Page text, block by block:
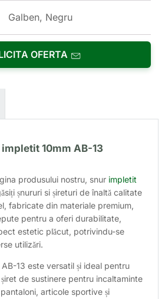
Galben, Negru
OFERTA
10mm AB-13
produsului nostru, snur impletit
șnururi si șireturi de înaltă calitate
fabricate din materiale premium,
pentru a oferi durabilitate,
estetic plăcut, potrivindu-se
utilizări.
13 este versatil și ideal pentru
de sustinere pentru incaltaminte
articole sportive și